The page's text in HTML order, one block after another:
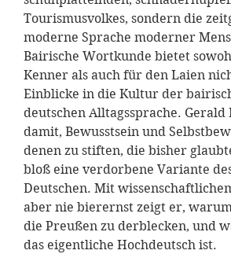
Tourismusvolkes, sondern die
moderne Sprache moderner
Bairische Wortkunde bietet
Kenner als auch für den Laien
Einblicke in die Kultur der
deutschen Alltagssprache.
damit, Bewusstsein und
denen zu stiften, die bisher
bloß eine verdorbene Variante
Deutschen. Mit
aber nie bierernst zeigt er,
die Preußen zu derblecken, und
das eigentliche Hochdeutsch ist.